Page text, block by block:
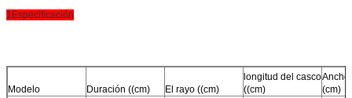
1Especificación
Modelo Duración ((cm) El rayo ((cm)
longitud del casco
((cm)
Ancho
(cm)